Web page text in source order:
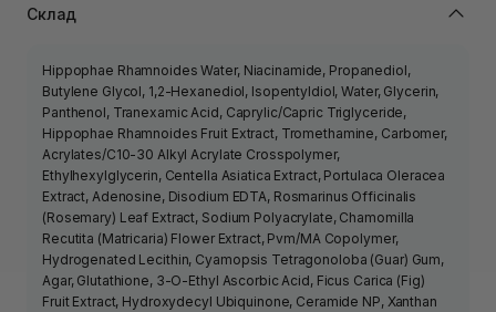
Склад
Hippophae Rhamnoides Water, Niacinamide, Propanediol,
Butylene Glycol, 1,2-Hexanediol, Isopentyldiol, Water, Glycerin,
Panthenol, Tranexamic Acid, Caprylic/Capric Triglyceride,
Hippophae Rhamnoides Fruit Extract, Tromethamine, Carbomer,
Acrylates/C10-30 Alkyl Acrylate Crosspolymer,
Ethylhexylglycerin, Centella Asiatica Extract, Portulaca Oleracea
Extract, Adenosine, Disodium EDTA, Rosmarinus Officinalis
(Rosemary) Leaf Extract, Sodium Polyacrylate, Chamomilla
Recutita (Matricaria) Flower Extract, Pvm/MA Copolymer,
Hydrogenated Lecithin, Cyamopsis Tetragonoloba (Guar) Gum,
Agar, Glutathione, 3-O-Ethyl Ascorbic Acid, Ficus Carica (Fig)
Fruit Extract, Hydroxydecyl Ubiquinone, Ceramide NP, Xanthan